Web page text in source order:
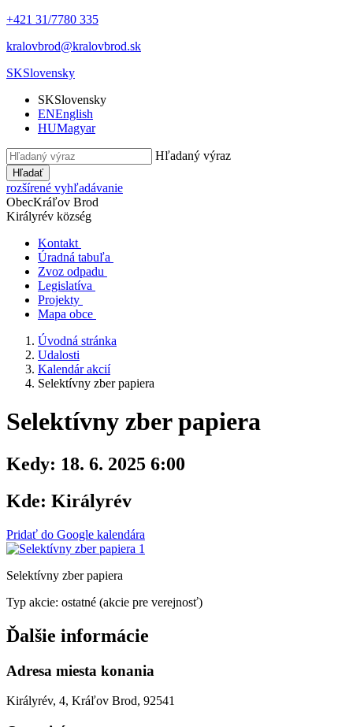
+421 31/7780 335
kralovbrod@kralovbrod.sk
SKSlovensky
SKSlovensky
ENEnglish
HUMagyar
Hľadaný výraz
Hľadať
rozšírené vyhľadávanie
ObecKráľov Brod
Királyrév község
Kontakt
Úradná tabuľa
Zvoz odpadu
Legislatíva
Projekty
Mapa obce
Úvodná stránka
Udalosti
Kalendár akcií
Selektívny zber papiera
Selektívny zber papiera
Kedy: 18. 6. 2025 6:00
Kde: Királyrév
Pridať do Google kalendára
Selektívny zber papiera
Typ akcie: ostatné (akcie pre verejnosť)
Ďalšie informácie
Adresa miesta konania
Királyrév, 4, Kráľov Brod, 92541